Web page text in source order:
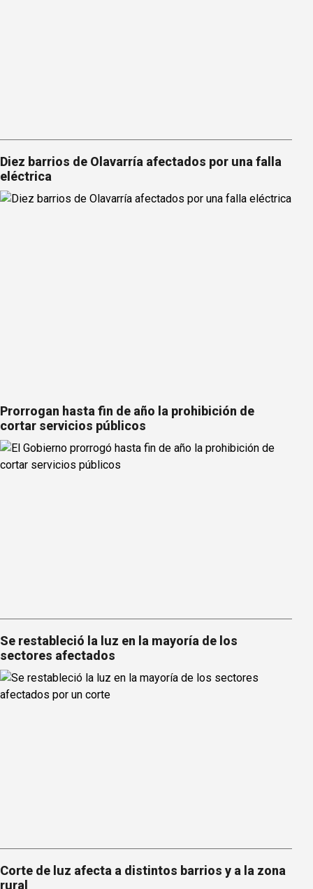
Diez barrios de Olavarría afectados por una falla
eléctrica
Prorrogan hasta fin de año la prohibición de
cortar servicios públicos
Se restableció la luz en la mayoría de los
sectores afectados
Corte de luz afecta a distintos barrios y a la zona
rural